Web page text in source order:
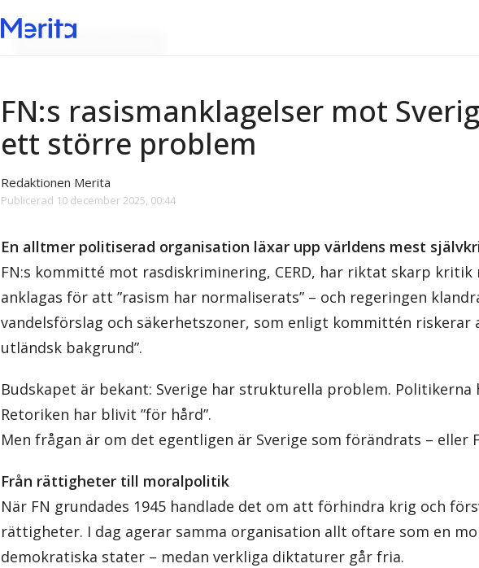
Internationella relationer
FN:s rasismanklagelser mot
ett större problem
Redaktionen Merita
Publicerad 10 december 2025, 00:44
En alltmer politiserad organisation läxar upp världens mest
FN:s kommitté mot rasdiskriminering, CERD, har riktat skarp kritik
anklagas för att ”rasism har normaliserats” – och regeringen
vandelsförslag och säkerhetszoner, som enligt kommittén riskerar
utländsk bakgrund”.
Budskapet är bekant: Sverige har strukturella problem. Politikerna
Retoriken har blivit ”för hård”.
Men frågan är om det egentligen är Sverige som förändrats – eller
Från rättigheter till moralpolitik
När FN grundades 1945 handlade det om att förhindra krig och
rättigheter. I dag agerar samma organisation allt oftare som en
demokratiska stater – medan verkliga diktaturer går fria.